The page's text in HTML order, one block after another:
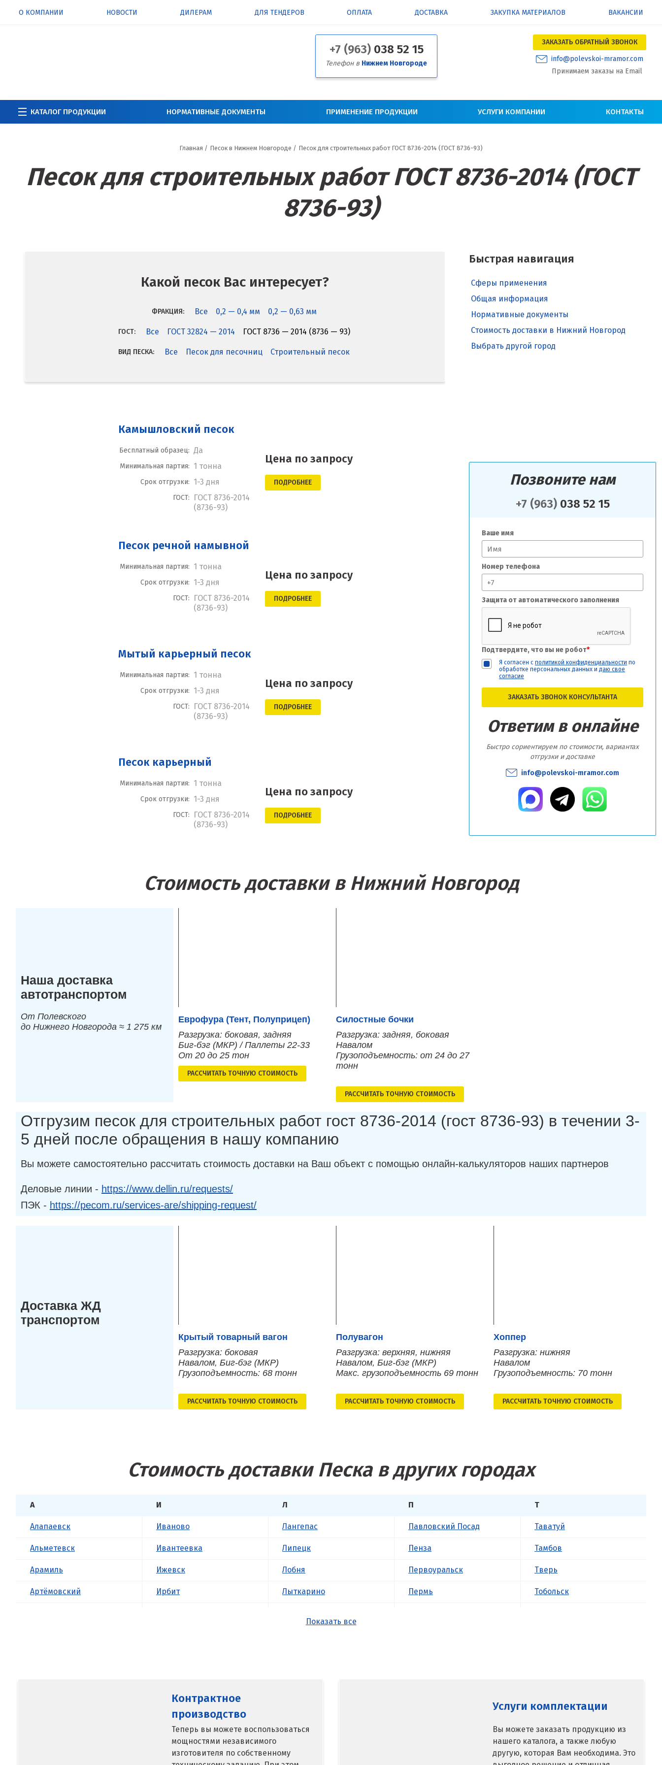
О КОМПАНИИ НОВОСТИ ДИЛЕРАМ ДЛЯ ТЕНДЕРОВ ОПЛАТА ДОСТАВКА ЗАКУПКА МАТЕРИАЛОВ ВАКАНСИИ
+7 (963) 038 52 15
Телефон в Нижнем Новгороде
ЗАКАЗАТЬ ОБРАТНЫЙ ЗВОНОК
info@polevskoi-mramor.com
Принимаем заказы на Email
КАТАЛОГ ПРОДУКЦИИ НОРМАТИВНЫЕ ДОКУМЕНТЫ ПРИМЕНЕНИЕ ПРОДУКЦИИ УСЛУГИ КОМПАНИИ КОНТАКТЫ
Главная / Песок в Нижнем Новгороде / Песок для строительных работ ГОСТ 8736-2014 (ГОСТ 8736-93)
Песок для строительных работ ГОСТ 8736-2014 (ГОСТ
8736-93)
Быстрая навигация
Сферы применения
Общая информация
Нормативные документы
Стоимость доставки в Нижний Новгород
Выбрать другой город
Позвоните нам
+7 (963)038 52 15
Ваше имя
Номер телефона
Защита от автоматического заполнения
Подтвердите, что вы не робот*
Я согласен с политикой конфиденциальности по
обработке персональных данных и даю свое
согласие
ЗАКАЗАТЬ ЗВОНОК КОНСУЛЬТАНТА
Ответим в онлайне
Быстро сориентируем по стоимости, вариантах
отгрузки и доставке
info@polevskoi-mramor.com
Какой песок Вас интересует?
ФРАКЦИЯ: Все 0,2 — 0,4 мм 0,2 — 0,63 мм
ГОСТ: Все ГОСТ 32824 — 2014 ГОСТ 8736 — 2014 (8736 — 93)
ВИД ПЕСКА: Все Песок для песочниц Строительный песок
Камышловский песок
Бесплатный образец: Да
Минимальная партия: 1 тонна
Срок отгрузки: 1-3 дня
ГОСТ:
ГОСТ 8736-2014
(8736-93)
Цена по запросу
ПОДРОБНЕЕ
Песок речной намывной
Минимальная партия: 1 тонна
Срок отгрузки: 1-3 дня
ГОСТ:
ГОСТ 8736-2014
(8736-93)
Цена по запросу
ПОДРОБНЕЕ
Мытый карьерный песок
Минимальная партия: 1 тонна
Срок отгрузки: 1-3 дня
ГОСТ:
ГОСТ 8736-2014
(8736-93)
Цена по запросу
ПОДРОБНЕЕ
Песок карьерный
Минимальная партия: 1 тонна
Срок отгрузки: 1-3 дня
ГОСТ:
ГОСТ 8736-2014
(8736-93)
Цена по запросу
ПОДРОБНЕЕ
Стоимость доставки в Нижний Новгород
Наша доставка
автотранспортом
От Полевского
до Нижнего Новгорода ≈ 1 275 км
Еврофура (Тент, Полуприцеп)
Разгрузка: боковая, задняя
Биг-бэг (МКР) / Паллеты 22-33
От 20 до 25 тон
РАСCЧИТАТЬ ТОЧНУЮ СТОИМОСТЬ
Силостные бочки
Разгрузка: задняя, боковая
Навалом
Грузоподъемность: от 24 до 27
тонн
РАСCЧИТАТЬ ТОЧНУЮ СТОИМОСТЬ
Отгрузим песок для строительных работ гост 8736-2014 (гост 8736-93) в течении 3-
5 дней после обращения в нашу компанию
Вы можете самостоятельно рассчитать стоимость доставки на Ваш объект с помощью онлайн-калькуляторов наших партнеров
Деловые линии - https://www.dellin.ru/requests/
ПЭК - https://pecom.ru/services-are/shipping-request/
Доставка ЖД
транспортом
Крытый товарный вагон
Разгрузка: боковая
Навалом, Биг-бэг (МКР)
Грузоподъемность: 68 тонн
РАСCЧИТАТЬ ТОЧНУЮ СТОИМОСТЬ
Полувагон
Разгрузка: верхняя, нижняя
Навалом, Биг-бэг (МКР)
Макс. грузоподъемность 69 тонн
РАСCЧИТАТЬ ТОЧНУЮ СТОИМОСТЬ
Хоппер
Разгрузка: нижняя
Навалом
Грузоподъемность: 70 тонн
РАСCЧИТАТЬ ТОЧНУЮ СТОИМОСТЬ
Стоимость доставки Песка в других городах
А
Алапаевск
Альметевск
Арамиль
Артёмовский
И
Иваново
Ивантеевка
Ижевск
Ирбит
Калининград
Калуга
Каменск-Уральский
Л
Лангепас
Липецк
Лобня
Лыткарино
П
Павловский Посад
Пенза
Первоуральск
Пермь
Т
Таватуй
Тамбов
Тверь
Тобольск
Ульяновск
Показать все
Контрактное
производство
Теперь вы можете воспользоваться
мощностями независимого
изготовителя по собственному
Услуги комплектации
Вы можете заказать продукцию из
нашего каталога, а также любую
другую, которая Вам необходима. Это